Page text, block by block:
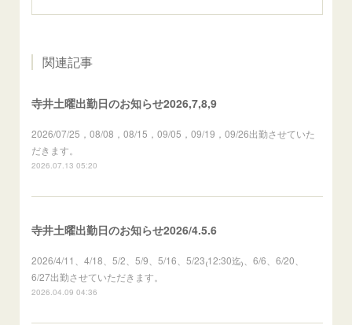
関連記事
寺井土曜出勤日のお知らせ2026,7,8,9
2026/07/25，08/08，08/15，09/05，09/19，09/26出勤させていた
だきます。
2026.07.13 05:20
寺井土曜出勤日のお知らせ2026/4.5.6
2026/4/11、4/18、5/2、5/9、5/16、5/23₍12:30迄₎、6/6、6/20、
6/27出勤させていただきます。
2026.04.09 04:36